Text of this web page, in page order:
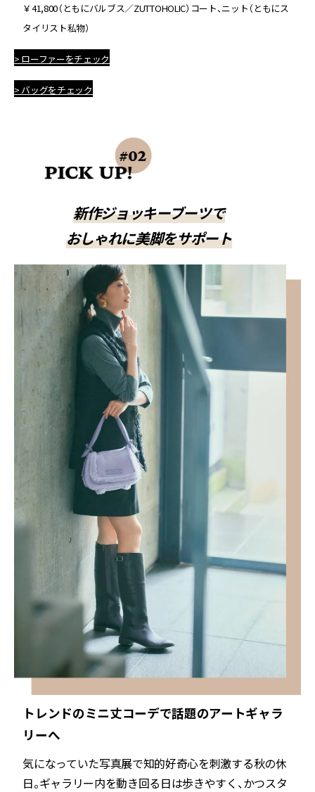
￥41,800（ともにバルブス／ZUTTOHOLIC）コート、ニット（ともにス
タイリスト私物）
> ローファーをチェック
> バッグをチェック
新作ジョッキーブーツで
おしゃれに美脚をサポート
トレンドのミニ丈コーデで話題のアートギャラ
リーへ
気になっていた写真展で知的好奇心を刺激する秋の休
日。ギャラリー内を動き回る日は歩きやすく、かつスタ